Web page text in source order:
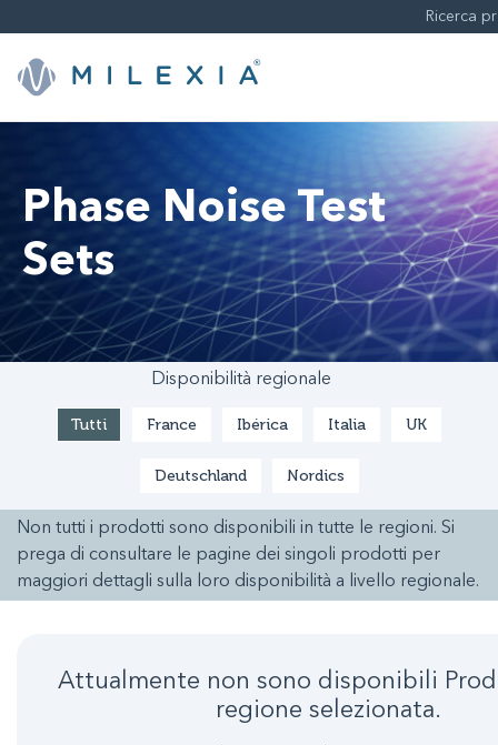
content
Phase Noise Test
Sets
Disponibilità regionale
Tutti France Ibérica Italia UK
Deutschland Nordics
Non tutti i prodotti sono disponibili in tutte le regioni. Si
prega di consultare le pagine dei singoli prodotti per
maggiori dettagli sulla loro disponibilità a livello regionale.
Attualmente non sono disponibili
regione selezionata.